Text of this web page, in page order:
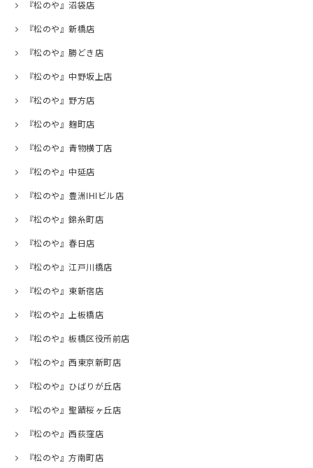
『松のや』沼袋店
『松のや』新橋店
『松のや』勝どき店
『松のや』中野坂上店
『松のや』野方店
『松のや』麹町店
『松のや』青物横丁店
『松のや』中延店
『松のや』豊洲IHIビル店
『松のや』錦糸町店
『松のや』春日店
『松のや』江戸川橋店
『松のや』東新宿店
『松のや』上板橋店
『松のや』板橋区役所前店
『松のや』西東京新町店
『松のや』ひばりが丘店
『松のや』聖蹟桜ヶ丘店
『松のや』西荻窪店
『松のや』方南町店